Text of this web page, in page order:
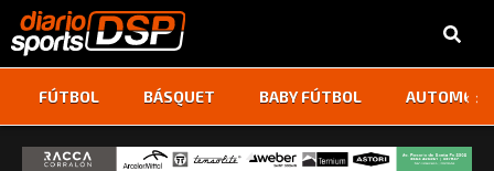
FÚTBOL BÁSQUET BABY FÚTBOL ‹ ›